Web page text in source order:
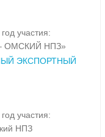
участия:
ОМСКИЙ НПЗ»
ЭКСПОРТНЫЙ
участия:
НПЗ